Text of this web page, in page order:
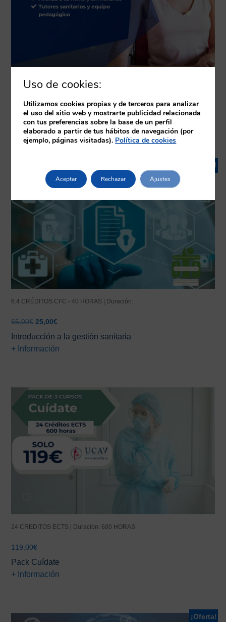
Productos relacionados
¡Oferta!
6.4 CRÉDITOS CFC - 40 HORAS | Duración:
65,00€ El
precio
original
era:
25,00€El
actual
es:
Introducción a la gestión sanitaria
+ Información
24 CREDITOS ECTS | Duración: 600 HORAS
119,00€
Pack Cuídate
+ Información
¡Oferta!
Uso de cookies:
Utilizamos cookies propias y de terceros para analizar
el uso del sitio web y mostrarte publicidad relacionada
con tus preferencias sobre la base de un perfil
elaborado a partir de tus hábitos de navegación (por
ejemplo, páginas visitadas). Política de cookies
Aceptar Rechazar Ajustes